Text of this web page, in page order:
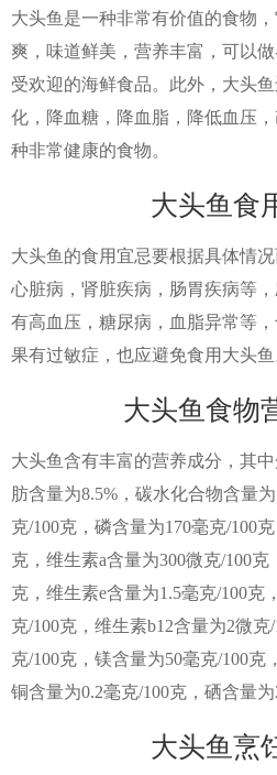
大头鱼是一种非常有价值的食物
爽，味道鲜美，营养丰富，可以
受欢迎的海鲜食品。此外，大头
化，降血糖，降血脂，降低血压
种非常健康的食物。
大头鱼食
大头鱼的食用宜忌要根据具体情
心脏病，肾脏疾病，肠胃疾病等
有高血压，糖尿病，血脂异常等
果有过敏症，也应避免食用大头鱼
大头鱼食物
大头鱼含有丰富的营养成分，其
肪含量为8.5%，碳水化合物含量
克/100克，磷含量为170毫克/100
克，维生素a含量为300微克/100
克，维生素e含量为1.5毫克/100克
克/100克，维生素b12含量为2微克
克/100克，镁含量为50毫克/100克
铜含量为0.2毫克/100克，硒含量为
大头鱼烹